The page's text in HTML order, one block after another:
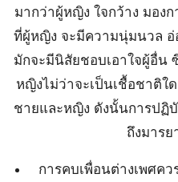
มากว่าผู้หญิง ใจกว้าง มอง
ที่ผู้หญิง จะมีความนุ่มนวล อ่
มักจะมีนิสัยชอบเอาใจผู้อื่น
หญิงไม่ว่าจะเป็นเชื้อชาติใ
ชายและหญิง ดังนั้นการปฏิ
ถึงมาร
การคบเพื่อนต่างเพศค